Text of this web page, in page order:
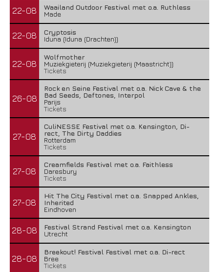
22-08
Waailand Outdoor Festival met o.a. Ruthless
Made
22-08
Cryptosis
Iduna (Iduna (Drachten))
22-08
Wolfmother
Muziekgieterij (Muziekgieterij (Maastricht))
Tickets
26-08
Rock en Seine Festival met o.a. Nick Cave & the
Bad Seeds, Deftones, Interpol
Parijs
Tickets
27-08
CuliNESSE Festival met o.a. Kensington, Di-
rect, The Dirty Daddies
Rotterdam
Tickets
27-08
Creamfields Festival met o.a. Faithless
Daresbury
Tickets
27-08
Hit The City Festival met o.a. Snapped Ankles,
Inherited
Eindhoven
28-08
Festival Strand Festival met o.a. Kensington
Utrecht
28-08
Breekout! Festival Festival met o.a. Di-rect
Bree
Tickets